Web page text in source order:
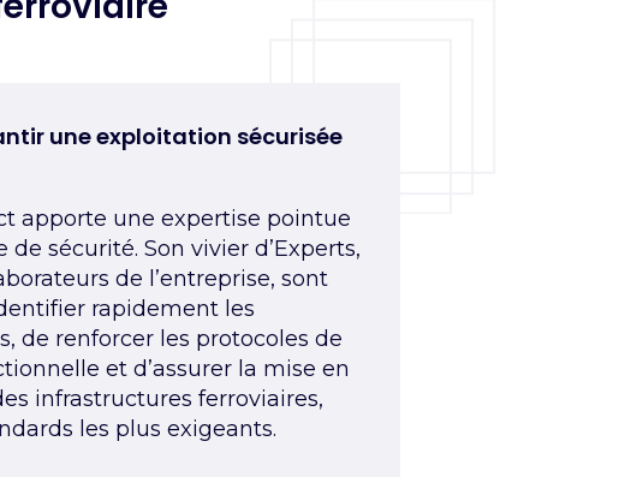
une exploitation sécurisée
apporte une expertise pointue
sécurité. Son vivier d’Experts,
de l’entreprise, sont
rapidement les
de renforcer les protocoles de
et d’assurer la mise en
infrastructures ferroviaires,
les plus exigeants.